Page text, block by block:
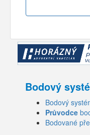
Bodový
Bodový
Průvodce
Bodované